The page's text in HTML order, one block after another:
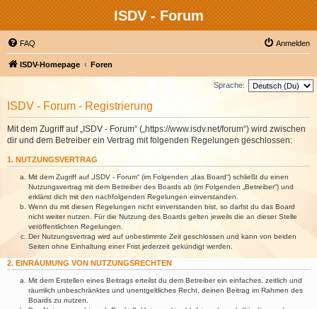
ISDV - Forum
FAQ Anmelden
ISDV-Homepage Foren
Sprache:
ISDV - Forum - Registrierung
Mit dem Zugriff auf „ISDV - Forum“ („https://www.isdv.net/forum“) wird zwischen
dir und dem Betreiber ein Vertrag mit folgenden Regelungen geschlossen:
1. NUTZUNGSVERTRAG
Mit dem Zugriff auf „ISDV - Forum“ (im Folgenden „das Board“) schließt du einen
Nutzungsvertrag mit dem Betreiber des Boards ab (im Folgenden „Betreiber“) und
erklärst dich mit den nachfolgenden Regelungen einverstanden.
Wenn du mit diesen Regelungen nicht einverstanden bist, so darfst du das Board
nicht weiter nutzen. Für die Nutzung des Boards gelten jeweils die an dieser Stelle
veröffentlichten Regelungen.
Der Nutzungsvertrag wird auf unbestimmte Zeit geschlossen und kann von beiden
Seiten ohne Einhaltung einer Frist jederzeit gekündigt werden.
2. EINRÄUMUNG VON NUTZUNGSRECHTEN
Mit dem Erstellen eines Beitrags erteilst du dem Betreiber ein einfaches, zeitlich und
räumlich unbeschränktes und unentgeltliches Recht, deinen Beitrag im Rahmen des
Boards zu nutzen.